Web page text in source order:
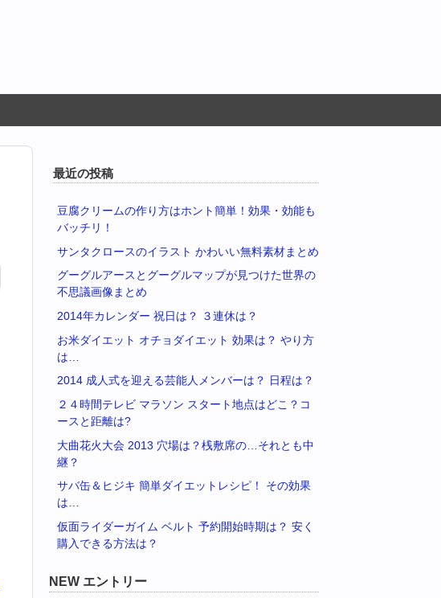
最近の投稿
豆腐クリームの作り方はホント簡単！効果・効能も
バッチリ！
サンタクロースのイラスト かわいい無料素材まとめ
グーグルアースとグーグルマップが見つけた世界の
不思議画像まとめ
2014年カレンダー 祝日は？ ３連休は？
お米ダイエット オチョダイエット 効果は？ やり方
は…
2014 成人式を迎える芸能人メンバーは？ 日程は？
２４時間テレビ マラソン スタート地点はどこ？コ
ースと距離は?
大曲花火大会 2013 穴場は？桟敷席の…それとも中
継？
サバ缶＆ヒジキ 簡単ダイエットレシピ！ その効果
は…
仮面ライダーガイム ベルト 予約開始時期は？ 安く
購入できる方法は？
NEW エントリー